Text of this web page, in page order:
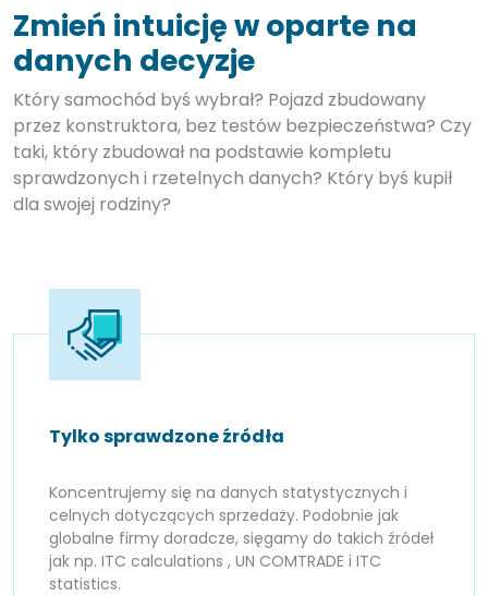
Zmień intuicję w oparte na
danych decyzje
Który samochód byś wybrał? Pojazd zbudowany
przez konstruktora, bez testów bezpieczeństwa? Czy
taki, który zbudował na podstawie kompletu
sprawdzonych i rzetelnych danych? Który byś kupił
dla swojej rodziny?
Tylko sprawdzone źródła
Koncentrujemy się na danych statystycznych i
celnych dotyczących sprzedaży. Podobnie jak
globalne firmy doradcze, sięgamy do takich źródeł
jak np. ITC calculations , UN COMTRADE i ITC
statistics.